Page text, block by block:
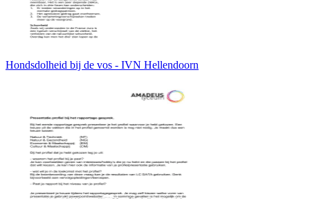
Hondsdolheid bij de vos - IVN Hellendoorn